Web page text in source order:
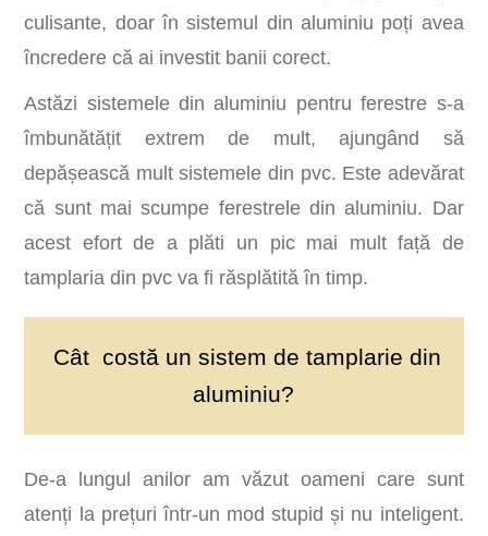
culisante, doar în sistemul din aluminiu poți avea
încredere că ai investit banii corect.
Astăzi sistemele din aluminiu pentru ferestre s-a
îmbunătățit extrem de mult, ajungând să
depășească mult sistemele din pvc. Este adevărat
că sunt mai scumpe ferestrele din aluminiu. Dar
acest efort de a plăti un pic mai mult față de
tamplaria din pvc va fi răsplătită în timp.
Cât costă un sistem de tamplarie din
aluminiu?
De-a lungul anilor am văzut oameni care sunt
atenți la prețuri într-un mod stupid și nu inteligent.